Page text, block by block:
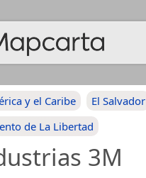
y el Caribe
El Salvador
de La Libertad
3M